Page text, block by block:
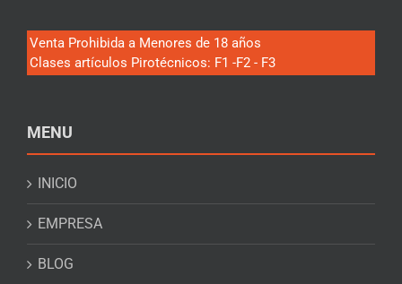
Venta Prohibida a Menores de 18 años
Clases artículos Pirotécnicos: F1 -F2 - F3
MENU
INICIO
EMPRESA
BLOG